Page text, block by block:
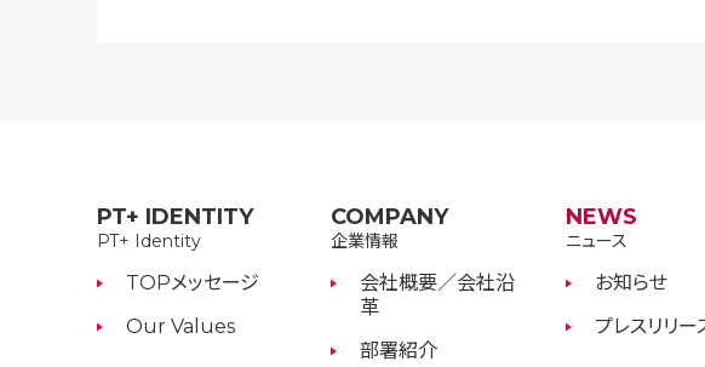
PT+ IDENTITY
PT+ Identity
TOPメッセージ
Our Values
COMPANY
企業情報
会社概要／会社沿
革
部署紹介
NEWS
ニュース
お知らせ
プレスリリー